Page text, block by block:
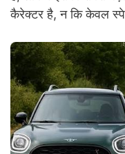
कैरेक्टर है, न कि केवल